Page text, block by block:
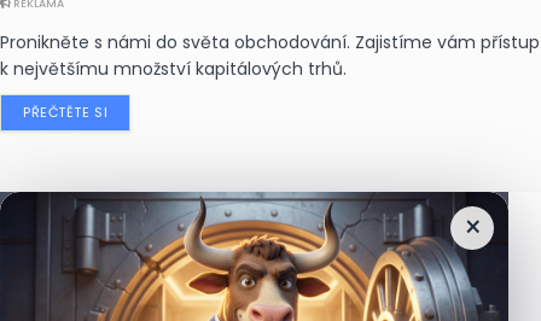
REKLAMA
Pronikněte s námi do světa obchodování. Zajistíme vám přístup
k největšímu množství kapitálových trhů.
PŘEČTĚTE SI
×
Nejčtenějšízprávy